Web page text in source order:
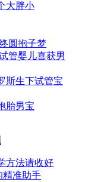
大胖小
圆抱子梦
管婴儿喜获男
斯生下试管宝
胎男宝
方法请收好
精准助手